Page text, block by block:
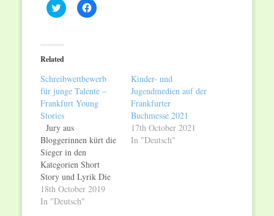
Click
to
(Opens
in
new
Click
to
Related
Schreibwettbewerb
für junge Talente –
Frankfurt Young
Stories
Jury aus
Bloggerinnen kürt die
Sieger in den
Kategorien Short
Story und Lyrik Die
Frankfurter
Buchmesse ruft junge
18th October 2019
In "Deutsch"
Kinder- und
Jugendmedien auf der
Frankfurter
Buchmesse 2021
17th October 2021
In "Deutsch"